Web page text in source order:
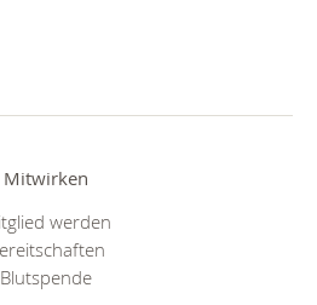
Mitwirken
werden
Blutspende